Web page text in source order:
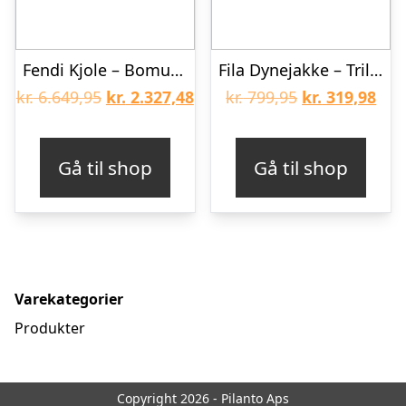
Fendi Kjole – Bomuld/Uld – Rosa m. Tekst
kr.6.649,95 Den
kr. 6.649,95.
kr. 2.327,48Den
kr. 2.327,48.
Gå til shop
Fila Dynejakke – Trilj – Cloud Dancer
kr.799,95 Den
kr. 799,95.
kr. 319,98Den
kr.
Gå til shop
Varekategorier
Produkter
Copyright 2026 - Pilanto Aps